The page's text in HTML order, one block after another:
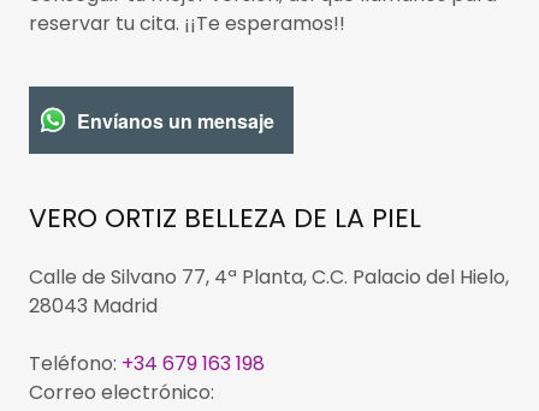
reservar tu cita. ¡¡Te esperamos!!
Envíanos un mensaje
VERO ORTIZ BELLEZA DE LA PIEL
Calle de Silvano 77, 4ª Planta, C.C. Palacio del Hielo,
28043 Madrid
Teléfono: +34 679 163 198
Correo electrónico: